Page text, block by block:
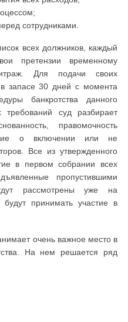
сотрудниками.
всех должников, каждый
претензии временному
Для подачи своих
запасе 30 дней с момента
банкротства данного
суд разбирает
правомочность
о включении или не
Все из утвержденного
в первом собрании всех
пропустившими
рассмотрены уже на
принимать участие в
очень важное место в
На нем решается ряд